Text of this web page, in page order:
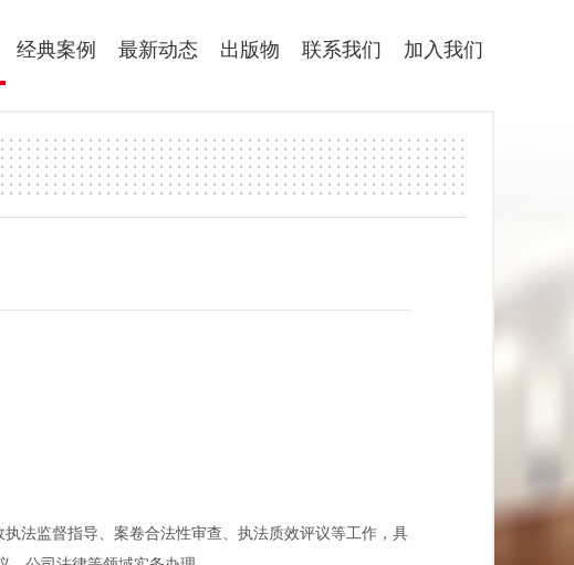
经典案例 最新动态 出版物 联系我们 加入我们
法监督指导、案卷合法性审查、执法质效评议等工作，具